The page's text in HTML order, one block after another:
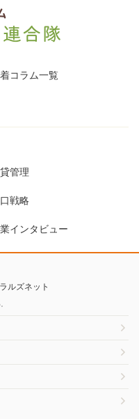
コラム一覧
管理
戦略
インタビュー
ルズネット